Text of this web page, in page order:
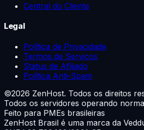
Central do Cliente
Legal
Política de Privacidade
Termos de Serviços
Status de Afiliado
Política Anti-Spam
©2026 ZenHost. Todos os direitos
Todos os servidores operando
Feito para PMEs brasileiras
ZenHost Brasil é uma marca da